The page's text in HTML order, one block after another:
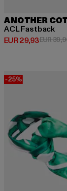
ANOTHER
ACL Fastback
EUR 29,93
Huidige prijs: EUR
EUR
-25%